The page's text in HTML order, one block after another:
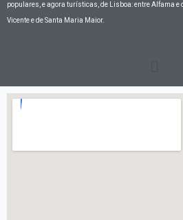
populares, e agora turísticas, de Lisboa: entre Alfama e
Vicente e de Santa Maria Maior.